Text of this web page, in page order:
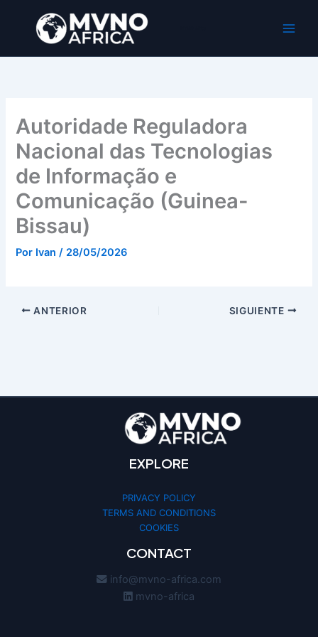
contenido
Autoridade Reguladora
Nacional das Tecnologias
de Informação e
Comunicação (Guinea-
Bissau)
Por Ivan/ 28/05/2026
ANTERIOR SIGUIENTE
EXPLORE
PRIVACY POLICY
TERMS AND CONDITIONS
COOKIES
CONTACT
info@mvno-africa.com
mvno-africa